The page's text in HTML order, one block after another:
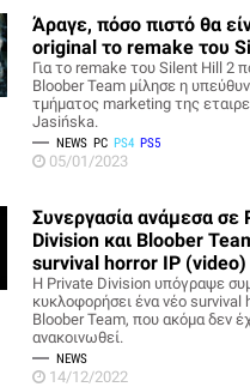
Άραγε, πόσο πιστό θα
original το remake του
Για το remake του Silent Hill 2
Bloober Team μίλησε η
τμήματος marketing της
Jasińska.
NEWS PC PS4 PS5
05/01/2023
Συνεργασία ανάμεσα σε
Division και Bloober
survival horror IP (video)
Η Private Division υπόγραψε
κυκλοφορήσει ένα νέο survival
Bloober Team, που ακόμα δεν
ανακοινωθεί.
NEWS
14/12/2022